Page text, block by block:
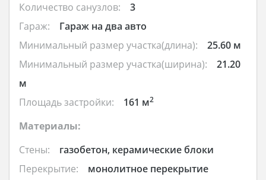
Количество санузлов:
3
Гараж:
Гараж на два авто
Минимальный размер участка(длина):
25.60 м
Минимальный размер участка(ширина):
21.20
м
Площадь застройки:
161 м2
Материалы:
Стены:
газобетон, керамические блоки
Перекрытие:
монолитное перекрытие